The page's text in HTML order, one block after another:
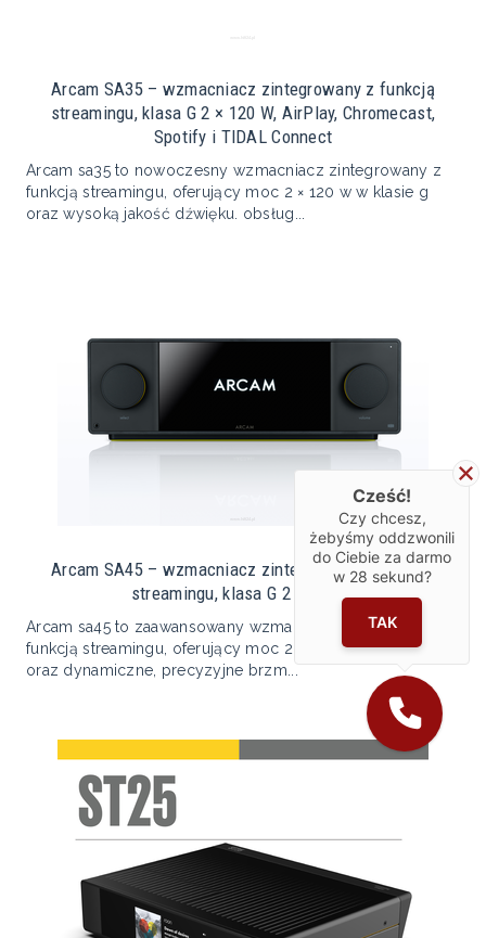
Arcam SA35 – wzmacniacz zintegrowany z funkcją
streamingu, klasa G 2 × 120 W, AirPlay, Chromecast,
Spotify i TIDAL Connect
Arcam sa35 to nowoczesny wzmacniacz zintegrowany z
funkcją streamingu, oferujący moc 2 × 120 w w klasie g
oraz wysoką jakość dźwięku. obsług...
Arcam SA45 – wzmacniacz zintegrowany z funkcją
streamingu, klasa G 2 × 180 W
Arcam sa45 to zaawansowany wzmacniacz zintegrowany z
funkcją streamingu, oferujący moc 2 × 180 w w klasie g
oraz dynamiczne, precyzyjne brzm...
Cześć!
Czy chcesz,
żebyśmy oddzwonili
do Ciebie za darmo
w 28 sekund?
TAK